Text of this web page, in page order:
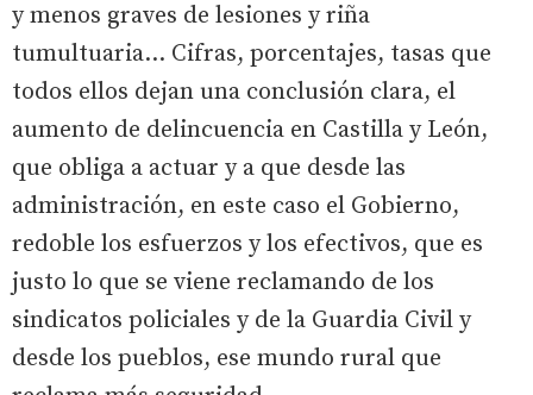
y menos graves de lesiones y riña
tumultuaria... Cifras, porcentajes, tasas que
todos ellos dejan una conclusión clara, el
aumento de delincuencia en Castilla y León,
que obliga a actuar y a que desde las
administración, en este caso el Gobierno,
redoble los esfuerzos y los efectivos, que es
justo lo que se viene reclamando de los
sindicatos policiales y de la Guardia Civil y
desde los pueblos, ese mundo rural que